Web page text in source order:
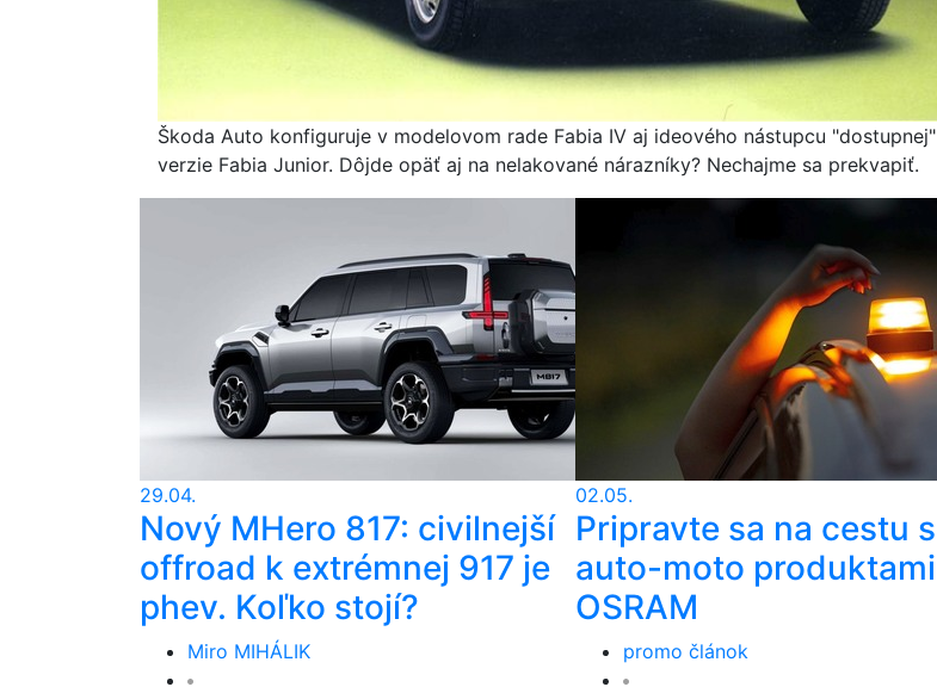
Škoda Auto konfiguruje v modelovom rade Fabia IV aj ideového nástupcu "dostupnej"
verzie Fabia Junior. Dôjde opäť aj na nelakované nárazníky? Nechajme sa prekvapiť.
29.04.
Nový MHero 817: civilnejší
offroad k extrémnej 917 je
phev. Koľko stojí?
Miro MIHÁLIK
02.05.
Pripravte sa na cestu s
auto-moto produktami
OSRAM
promo článok